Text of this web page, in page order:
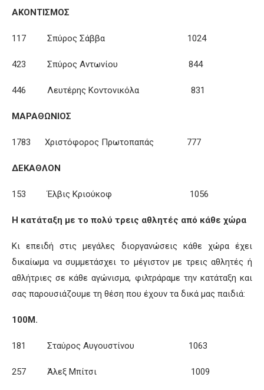
ΑΚΟΝΤΙΣΜΟΣ
117 Σπύρος Σάββα 1024
423 Σπύρος Αντωνίου 844
446 Λευτέρης Κοντονικόλα 831
ΜΑΡΑΘΩΝΙΟΣ
1783 Χριστόφορος Πρωτοπαπάς 777
ΔΕΚΑΘΛΟΝ
153 Έλβις Κριούκοφ 1056
Η κατάταξη με το πολύ τρεις αθλητές από κάθε χώρα
Κι επειδή στις μεγάλες διοργανώσεις κάθε χώρα έχει
δικαίωμα να συμμετάσχει το μέγιστον με τρεις αθλητές ή
αθλήτριες σε κάθε αγώνισμα, φιλτράραμε την κατάταξη και
σας παρουσιάζουμε τη θέση που έχουν τα δικά μας παιδιά:
100Μ.
181 Σταύρος Αυγουστίνου 1063
257 Άλεξ Μπίτσι 1009